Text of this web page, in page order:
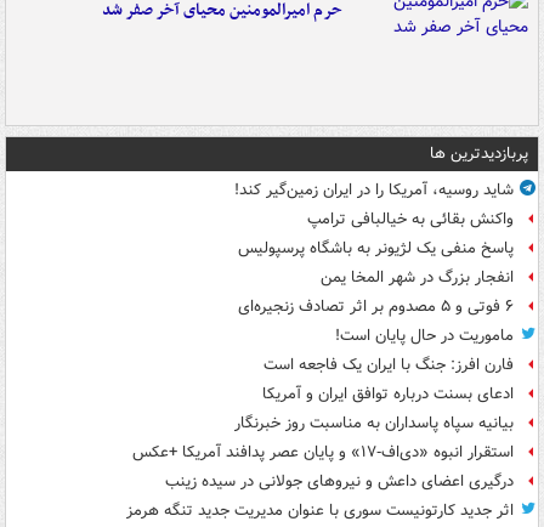
حرم امیرالمومنین محیای آخر صفر شد
پربازدیدترین ها
شاید روسیه، آمریکا را در ایران زمین‌گیر کند!
واکنش بقائی به خیالبافی ترامپ
پاسخ منفی یک لژیونر به باشگاه پرسپولیس
انفجار بزرگ در شهر المخا یمن
۶ فوتی و ۵ مصدوم بر اثر تصادف زنجیره‌ای
ماموریت در حال پایان است!
فارن افرز: جنگ با ایران یک فاجعه است
ادعای بسنت درباره توافق ایران و آمریکا
بیانیه سپاه پاسداران به مناسبت روز خبرنگار
استقرار انبوه «دی‌اف‑۱۷» و پایان عصر پدافند آمریکا +عکس
درگیری اعضای داعش و نیروهای جولانی در سیده زینب
اثر جدید کارتونیست سوری با عنوان مدیریت جدید تنگه هرمز